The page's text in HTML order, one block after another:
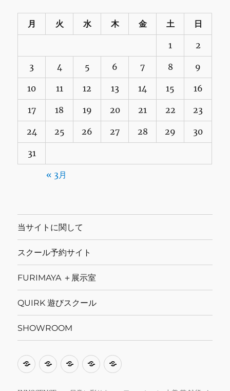
月 火 水 木 金 土 日
1 2
3 4 5 6 7 8 9
10 11 12 13 14 15 16
17 18 19 20 21 22 23
24 25 26 27 28 29 30
31
« 3月
当サイトに関して
スクール予約サイト
FURIMAYA ＋展示室
QUIRK 遊びスクール
SHOWROOM
当
ス
FURIMAYA
QUIRKSHOWROOM